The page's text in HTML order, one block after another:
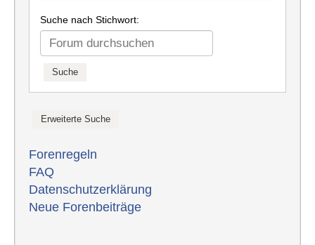
Suche nach Stichwort:
Forenregeln
FAQ
Datenschutzerklärung
Neue Forenbeiträge